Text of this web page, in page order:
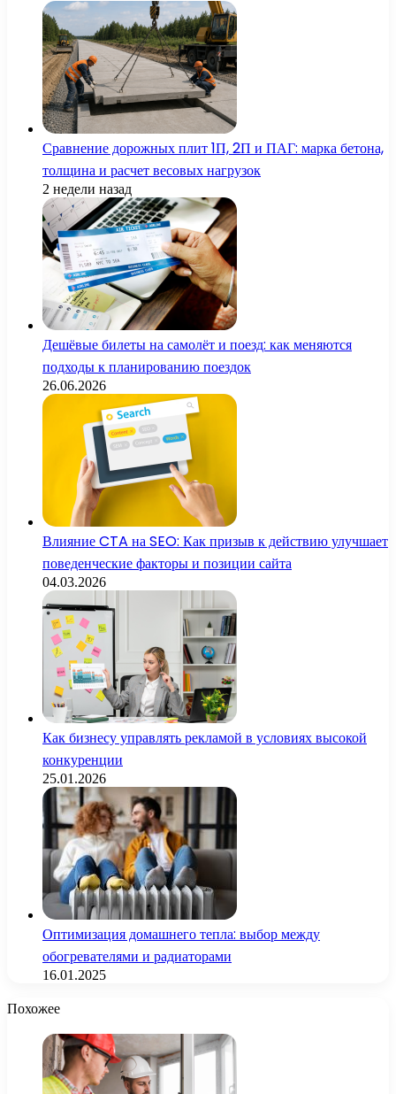
Сравнение дорожных плит 1П, 2П и ПАГ: марка бетона,
толщина и расчет весовых нагрузок
2 недели назад
Дешёвые билеты на самолёт и поезд: как меняются
подходы к планированию поездок
26.06.2026
Влияние CTA на SEO: Как призыв к действию улучшает
поведенческие факторы и позиции сайта
04.03.2026
Как бизнесу управлять рекламой в условиях высокой
конкуренции
25.01.2026
Оптимизация домашнего тепла: выбор между
обогревателями и радиаторами
16.01.2025
Похожее